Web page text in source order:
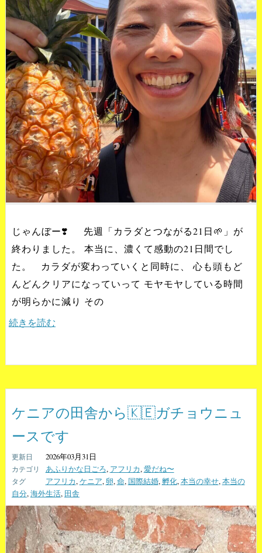
じゃんぼー❣️ 先週「カラダとつながる21日🌱」が
終わりました。 本当に、濃くて感動の21日間でし
た。 カラダが変わっていくと同時に、 心も頭もど
んどんクリアになっていって モヤモヤしている時間
が明らかに減り その
続きを読む
ケニアの田舎から🇰🇪ガチョウニュ
ースです
2026年03月31日
あふりかな日ごろ, アフリカ,愛だね〜
アフリカ,ケニア, 卵,命, 国際結婚, 孵化,本当の幸せ,本当の
自分,海外生活, 田舎